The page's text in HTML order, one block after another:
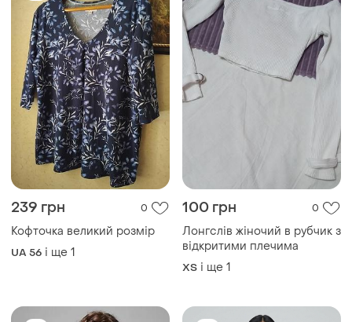
239 грн 0
Кофточка великий розмір
UA 56 і ще 1
100 грн 0
Лонгслів жіночий в рубчик з
відкритими плечима
ХS і ще 1